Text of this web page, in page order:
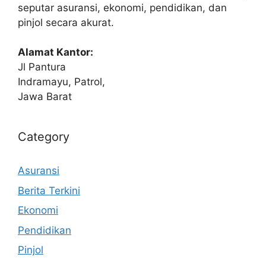
seputar asuransi, ekonomi, pendidikan, dan
pinjol secara akurat.
Alamat Kantor:
Jl Pantura
Indramayu, Patrol,
Jawa Barat
Category
Asuransi
Berita Terkini
Ekonomi
Pendidikan
Pinjol